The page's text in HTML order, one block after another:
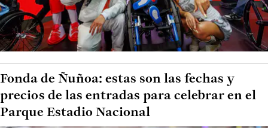
Fonda de Ñuñoa: estas son las fechas y
precios de las entradas para celebrar en el
Parque Estadio Nacional